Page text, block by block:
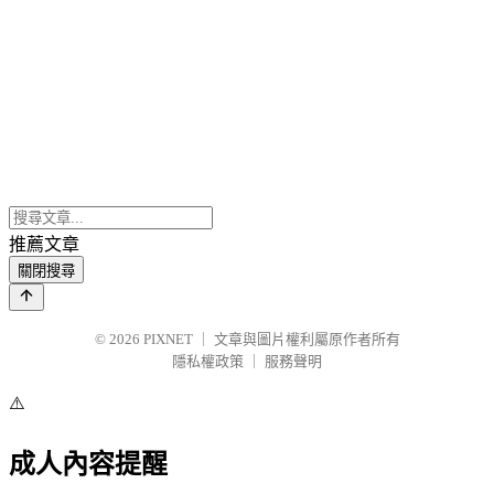
推薦文章
關閉搜尋
© 2026 PIXNET
文章與圖片權利屬原作者所有
隱私權政策
服務聲明
⚠️
成人內容提醒